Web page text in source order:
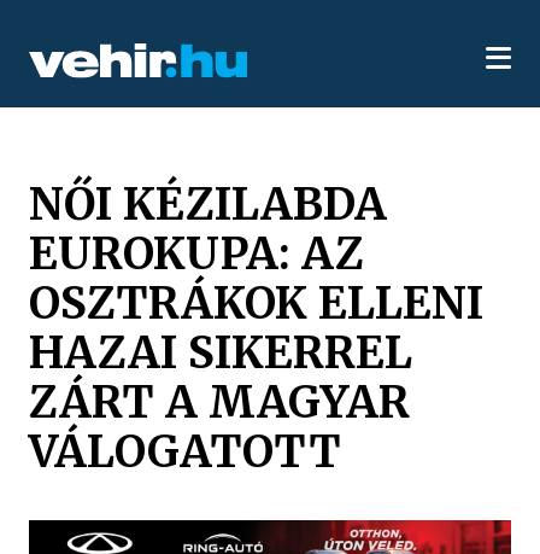
NŐI KÉZILABDA
EUROKUPA: AZ
OSZTRÁKOK ELLENI
HAZAI SIKERREL
ZÁRT A MAGYAR
VÁLOGATOTT